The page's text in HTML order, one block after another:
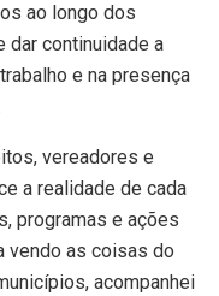
ao longo dos
dar continuidade a
e na presença
vereadores e
a realidade de cada
programas e ações
vendo as coisas do
acompanhei